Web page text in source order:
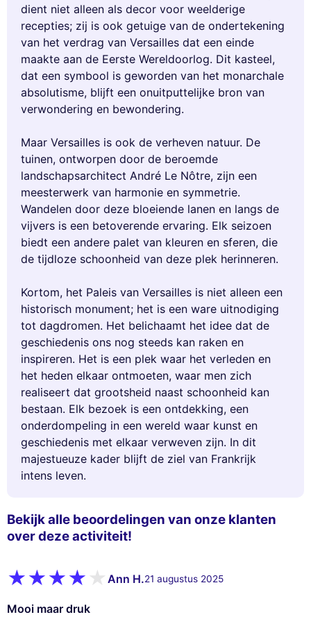
Bekijk alle beoordelingen van onze klanten
over deze activiteit!
Ann H.21 augustus 2025
Mooi maar druk
dient niet alleen als decor voor weelderige
recepties; zij is ook getuige van de ondertekening
van het verdrag van Versailles dat een einde
maakte aan de Eerste Wereldoorlog. Dit kasteel,
dat een symbool is geworden van het monarchale
absolutisme, blijft een onuitputtelijke bron van
verwondering en bewondering.
Maar Versailles is ook de verheven natuur. De
tuinen, ontworpen door de beroemde
landschapsarchitect André Le Nôtre, zijn een
meesterwerk van harmonie en symmetrie.
Wandelen door deze bloeiende lanen en langs de
vijvers is een betoverende ervaring. Elk seizoen
biedt een andere palet van kleuren en sferen, die
de tijdloze schoonheid van deze plek herinneren.
Kortom, het Paleis van Versailles is niet alleen een
historisch monument; het is een ware uitnodiging
tot dagdromen. Het belichaamt het idee dat de
geschiedenis ons nog steeds kan raken en
inspireren. Het is een plek waar het verleden en
het heden elkaar ontmoeten, waar men zich
realiseert dat grootsheid naast schoonheid kan
bestaan. Elk bezoek is een ontdekking, een
onderdompeling in een wereld waar kunst en
geschiedenis met elkaar verweven zijn. In dit
majestueuze kader blijft de ziel van Frankrijk
intens leven.